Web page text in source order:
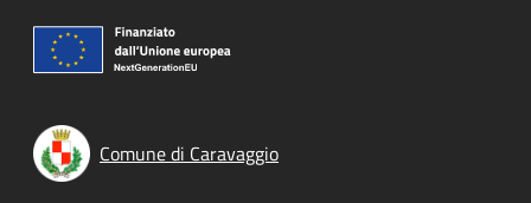
Comune di Caravaggio